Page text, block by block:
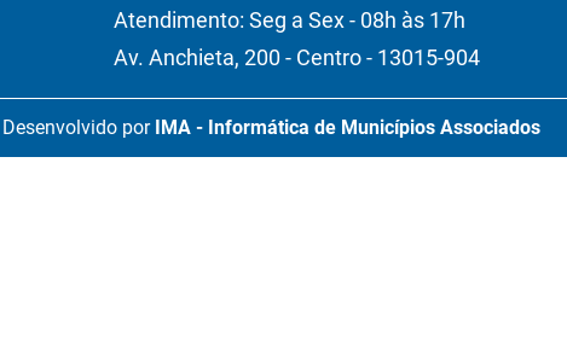
Atendimento: Seg a Sex - 08h às 17h
Av. Anchieta, 200 - Centro - 13015-904
Desenvolvido por IMA - Informática de Municípios Associados